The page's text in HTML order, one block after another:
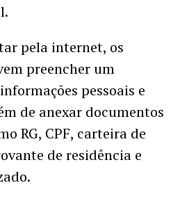
pela internet, os
preencher um
pessoais e
de anexar documentos
RG, CPF, carteira de
de residência e